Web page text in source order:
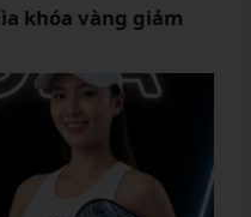
khóa vàng giảm